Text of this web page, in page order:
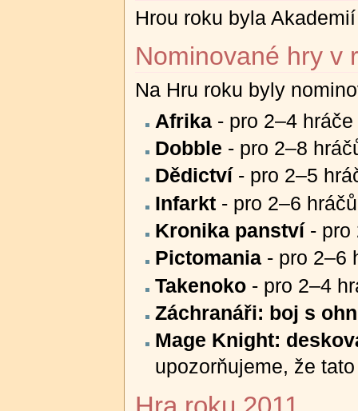
Hrou roku byla
Nominované hry v
Na Hru roku byly
Afrika - pro 2–4
Dobble - pro 2–8
Dědictví- pro 2–5
Infarkt - pro 2–6
Kronika panství- pro
Pictomania - pro 2–6
Takenoko - pro 2–4
Záchranáři: boj s
Mage Knight:
upozorňujeme, že